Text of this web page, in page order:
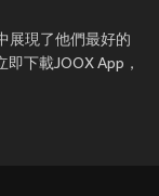
展現了他們最好的
下載JOOX App，